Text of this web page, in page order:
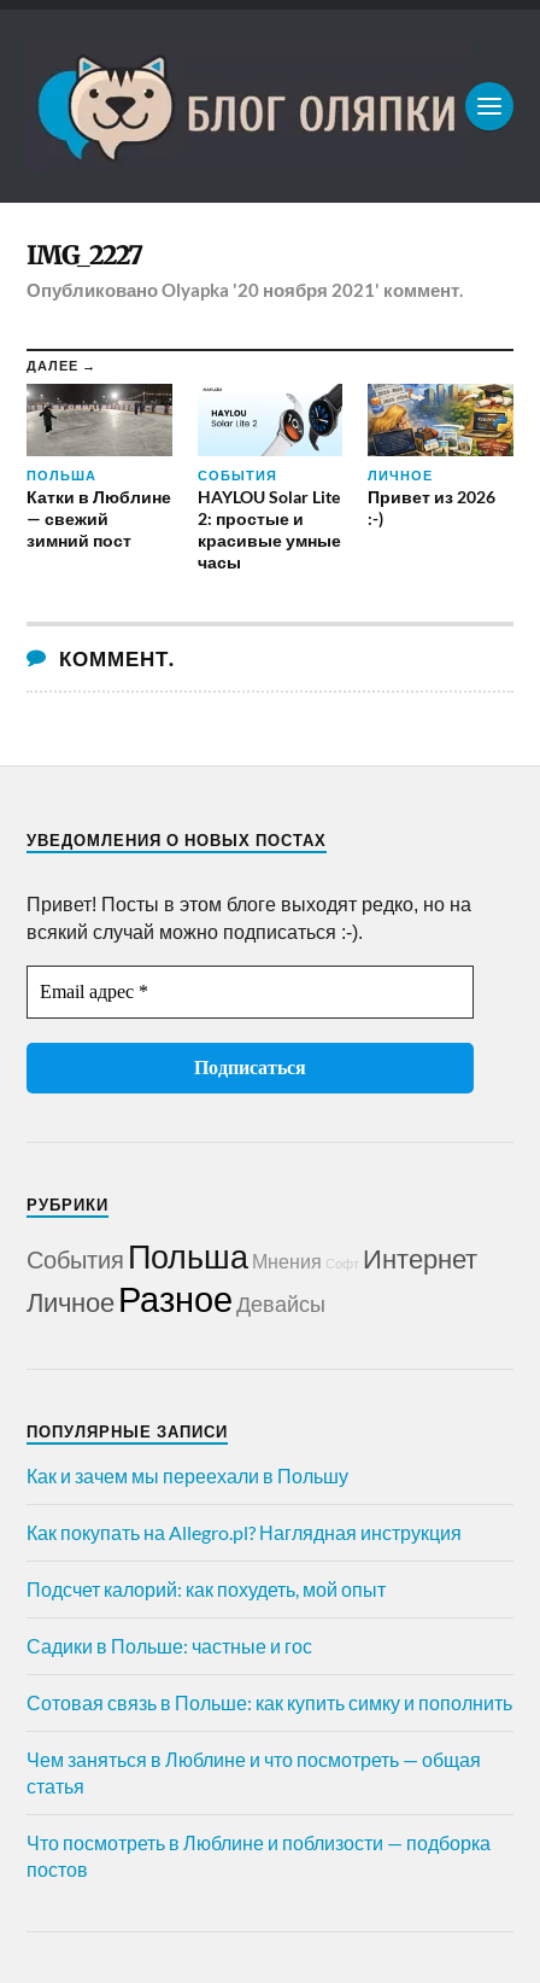
IMG_2227
ОпубликованоOlyapka '20 ноября 2021' коммент.
ДАЛЕЕ →
ПОЛЬША
Катки в Люблине
— свежий
зимний пост
СОБЫТИЯ
HAYLOU Solar Lite
2: простые и
красивые умные
часы
ЛИЧНОЕ
Привет из 2026
:-)
КОММЕНТ.
УВЕДОМЛЕНИЯ О НОВЫХ ПОСТАХ
Привет! Посты в этом блоге выходят редко, но на
всякий случай можно подписаться :-).
РУБРИКИ
События Польша Мнения Софт Интернет
ЛичноеРазноеДевайсы
ПОПУЛЯРНЫЕ ЗАПИСИ
Как и зачем мы переехали в Польшу
Как покупать на Allegro.pl? Наглядная инструкция
Подсчет калорий: как похудеть, мой опыт
Садики в Польше: частные и гос
Сотовая связь в Польше: как купить симку и пополнить
Чем заняться в Люблине и что посмотреть — общая
статья
Что посмотреть в Люблине и поблизости — подборка
постов